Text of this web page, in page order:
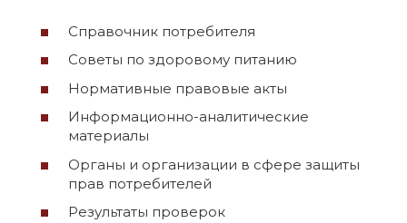
Справочник потребителя
Советы по здоровому питанию
Нормативные правовые акты
Информационно-аналитические
материалы
Органы и организации в сфере защиты
прав потребителей
Результаты проверок